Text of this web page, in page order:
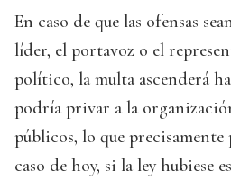
En caso de que las ofensas
líder, el portavoz o el
político, la multa ascenderá
podría privar a la
públicos, lo que
caso de hoy, si la ley hubiese